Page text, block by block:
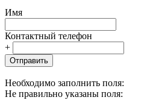
Имя
Контактный телефон
+
Отправить
Необходимо заполнить поля:
Не правильно указаны поля: